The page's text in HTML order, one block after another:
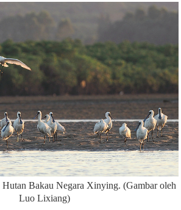
Hutan Bakau Negara Xinying. (Gambar oleh
Luo Lixiang)